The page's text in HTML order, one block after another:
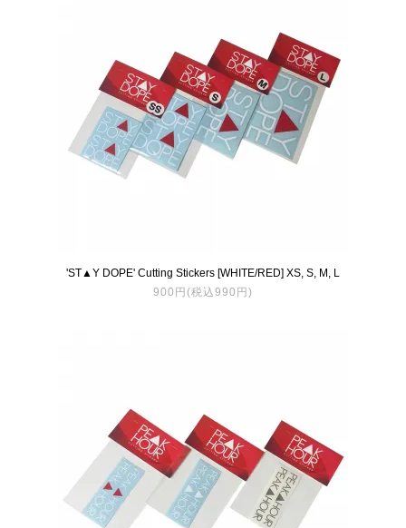
'ST▲Y DOPE' Cutting Stickers [WHITE/RED] XS, S, M, L
900円(税込990円)